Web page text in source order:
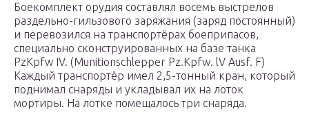
Боекомплект орудия составлял восемь выстрелов
раздельно-гильзового заряжания (заряд постоянный)
и перевозился на транспортёрах боеприпасов,
специально сконструированных на базе танка
PzKpfw IV. (Munitionschlepper Pz.Kpfw. lV Ausf. F)
Каждый транспортёр имел 2,5-тонный кран, который
поднимал снаряды и укладывал их на лоток
мортиры. На лотке помещалось три снаряда.